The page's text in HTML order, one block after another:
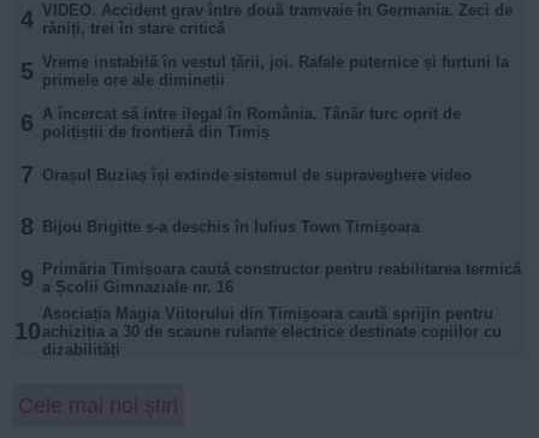
4 VIDEO. Accident grav între două tramvaie în Germania. Zeci de
răniți, trei în stare critică
5 Vreme instabilă în vestul țării, joi. Rafale puternice și furtuni la
primele ore ale dimineții
6 A încercat să intre ilegal în România. Tânăr turc oprit de
polițiștii de frontieră din Timiș
7 Orașul Buziaș își extinde sistemul de supraveghere video
8 Bijou Brigitte s-a deschis în Iulius Town Timișoara
9
Primăria Timișoara caută constructor pentru reabilitarea termică
a Școlii Gimnaziale nr. 16
10
Asociația Magia Viitorului din Timișoara caută sprijin pentru
achiziția a 30 de scaune rulante electrice destinate copiilor cu
dizabilități
Cele mai noi știri